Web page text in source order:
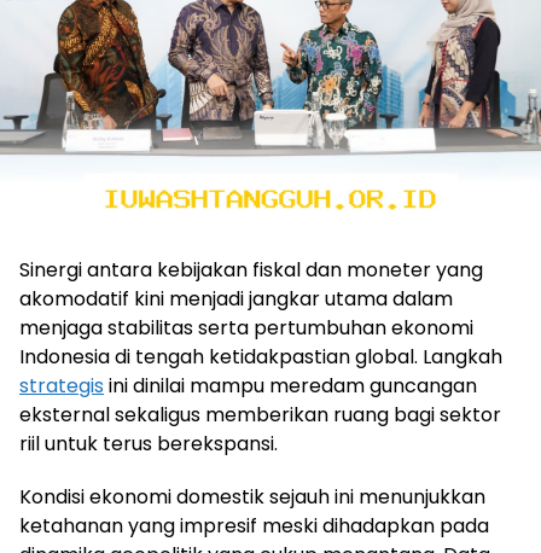
Sinergi antara kebijakan fiskal dan moneter yang
akomodatif kini menjadi jangkar utama dalam
menjaga stabilitas serta pertumbuhan ekonomi
Indonesia di tengah ketidakpastian global. Langkah
strategis ini dinilai mampu meredam guncangan
eksternal sekaligus memberikan ruang bagi sektor
riil untuk terus berekspansi.
Kondisi ekonomi domestik sejauh ini menunjukkan
ketahanan yang impresif meski dihadapkan pada